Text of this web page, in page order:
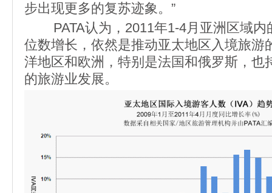
步出现更多的复苏迹象。”
PATA认为，2011年1-4月亚洲区域内
位数增长，依然是推动亚太地区入境旅游
洋地区和欧洲，特别是法国和俄罗斯，也
的旅游业发展。